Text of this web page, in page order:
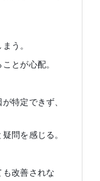
う。
とが心配。
特定できず、
問を感じる。
改善されな